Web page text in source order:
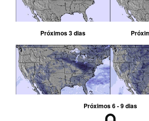
Próximos 3 dias
Próximos 6 - 9 dias